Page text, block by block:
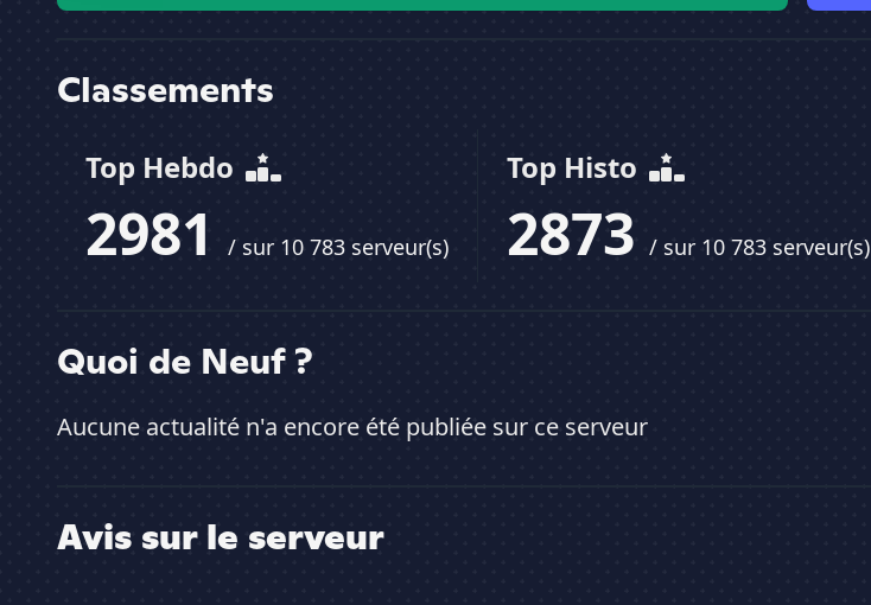
Classements
Top Hebdo
2981 / sur 10 783 serveur(s)
Top Histo
2873 / sur 10 783 serveur(s)
Quoi de Neuf ?
Aucune actualité n'a encore été publiée sur ce serveur
Avis sur le serveur